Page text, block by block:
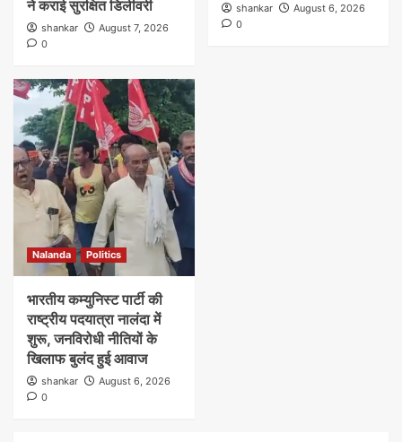
ने कराई सुरक्षित डिलीवरी
shankar
August 7, 2026
0
shankar
August 6, 2026
0
Nalanda Politics
भारतीय कम्युनिस्ट पार्टी की
राष्ट्रीय पदयात्रा नालंदा में
शुरू, जनविरोधी नीतियों के
खिलाफ बुलंद हुई आवाज
shankar
August 6, 2026
0